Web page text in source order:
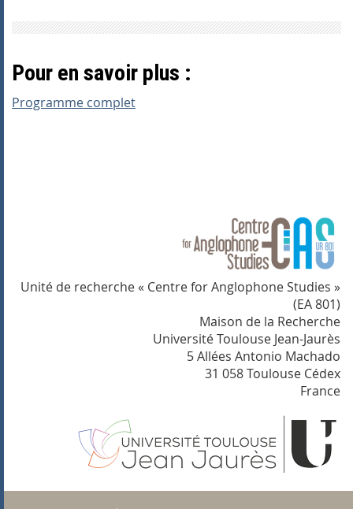
Pour en savoir plus :
Programme complet
Unité de recherche « Centre for Anglophone Studies »
(EA 801)
Maison de la Recherche
Université Toulouse Jean-Jaurès
5 Allées Antonio Machado
31 058 Toulouse Cédex
France